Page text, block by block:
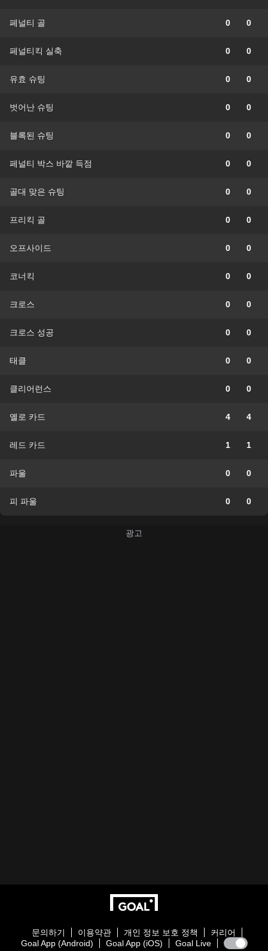
페널티 골 0 0
페널티킥 실축 0 0
유효 슈팅 0 0
벗어난 슈팅 0 0
블록된 슈팅 0 0
페널티 박스 바깥 득점 0 0
골대 맞은 슈팅 0 0
프리킥 골 0 0
오프사이드 0 0
코너킥 0 0
크로스 0 0
크로스 성공 0 0
태클 0 0
클리어런스 0 0
옐로 카드 4 4
레드 카드 1 1
파울 0 0
피 파울 0 0
문의하기 이용약관 개인 정보 보호 정책
커리어
Goal App (Android)
Goal App (iOS) Goal Live